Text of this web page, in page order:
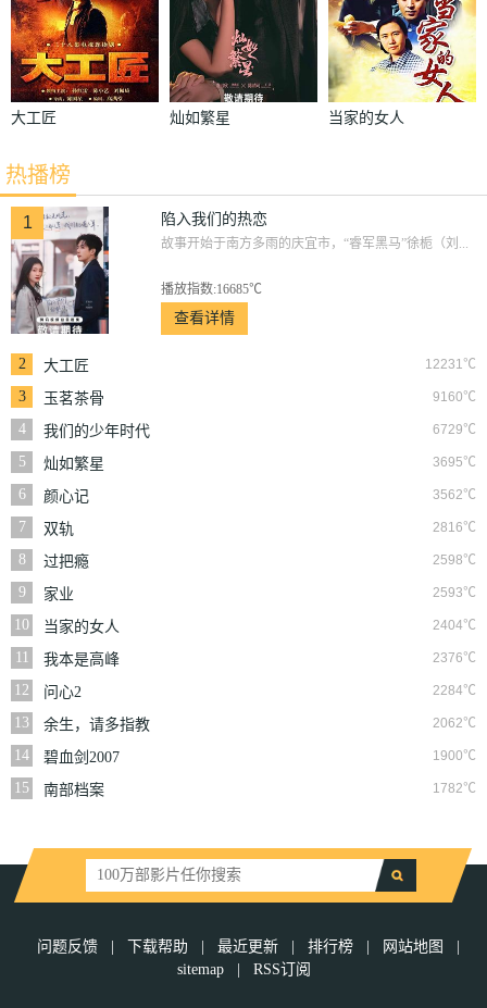
大工匠 灿如繁星 当家的女人
热播榜
1 陷入我们的热恋
故事开始于南方多雨的庆宜市，“睿军黑马”徐栀（刘...
播放指数:16685℃
查看详情
2 12231℃
大工匠
3
9160℃
玉茗茶骨
4
6729℃
我们的少年时代
5
3695℃
灿如繁星
6
3562℃
颜心记
7
2816℃
双轨
8
2598℃
过把瘾
9
2593℃
家业
10
2404℃
当家的女人
11
2376℃
我本是高峰
12
2284℃
问心2
13
2062℃
余生，请多指教
14
1900℃
碧血剑2007
15
1782℃
南部档案
问题反馈 下载帮助 最近更新 排行榜 网站地图
sitemap
RSS订阅